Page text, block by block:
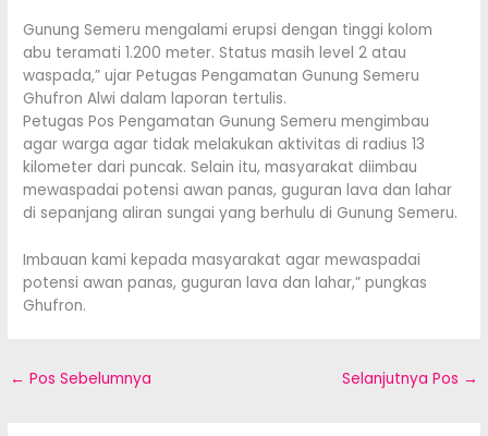
Gunung Semeru mengalami erupsi dengan tinggi kolom
abu teramati 1.200 meter. Status masih level 2 atau
waspada,” ujar Petugas Pengamatan Gunung Semeru
Ghufron Alwi dalam laporan tertulis.
Petugas Pos Pengamatan Gunung Semeru mengimbau
agar warga agar tidak melakukan aktivitas di radius 13
kilometer dari puncak. Selain itu, masyarakat diimbau
mewaspadai potensi awan panas, guguran lava dan lahar
di sepanjang aliran sungai yang berhulu di Gunung Semeru.
Imbauan kami kepada masyarakat agar mewaspadai
potensi awan panas, guguran lava dan lahar,” pungkas
Ghufron.
← Pos Sebelumnya Selanjutnya Pos →